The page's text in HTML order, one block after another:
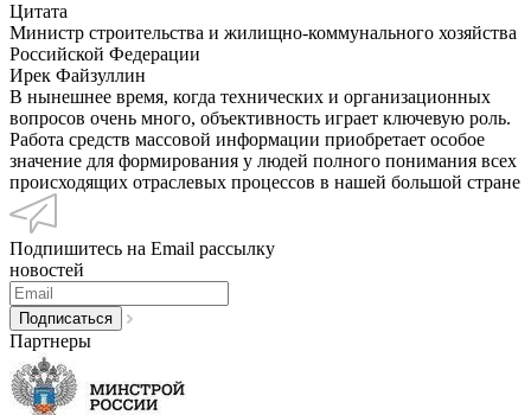
Цитата
Министр строительства и жилищно-коммунального хозяйства
Российской Федерации
Ирек Файзуллин
В нынешнее время, когда технических и организационных
вопросов очень много, объективность играет ключевую роль.
Работа средств массовой информации приобретает особое
значение для формирования у людей полного понимания всех
происходящих отраслевых процессов в нашей большой стране
Подпишитесь на Email рассылку
новостей
Партнеры